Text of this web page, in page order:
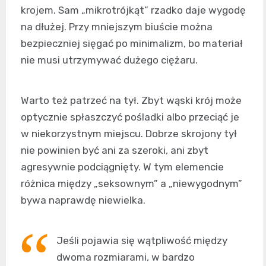
krojem. Sam „mikrotrójkąt” rzadko daje wygodę
na dłużej. Przy mniejszym biuście można
bezpieczniej sięgać po minimalizm, bo materiał
nie musi utrzymywać dużego ciężaru.
Warto też patrzeć na tył. Zbyt wąski krój może
optycznie spłaszczyć pośladki albo przeciąć je
w niekorzystnym miejscu. Dobrze skrojony tył
nie powinien być ani za szeroki, ani zbyt
agresywnie podciągnięty. W tym elemencie
różnica między „seksownym” a „niewygodnym”
bywa naprawdę niewielka.
Jeśli pojawia się wątpliwość między
dwoma rozmiarami, w bardzo